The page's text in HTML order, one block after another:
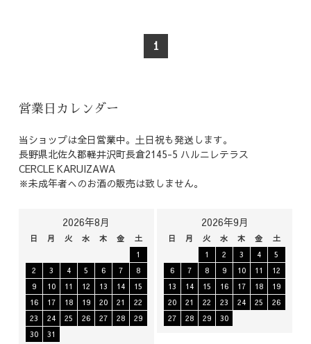
1
営業日カレンダー
当ショップは全日営業中。土日祝も発送します。
長野県北佐久郡軽井沢町長倉2145-5 ハルニレテラス
CERCLE KARUIZAWA
※未成年者へのお酒の販売は致しません。
2026年8月
日 月 火 水 木 金
土
1
2
3 4 5 6 7
8
9
10 11 12 13 14
15
16
17 18 19 20 21
22
23
24 25 26 27 28
29
30
31
2026年9月
日 月 火 水 木 金
土
1
2 3 4
5
6
7 8 9 10 11
12
13
14 15 16 17 18
19
20
21 22 23 24 25
26
27
28 29 30